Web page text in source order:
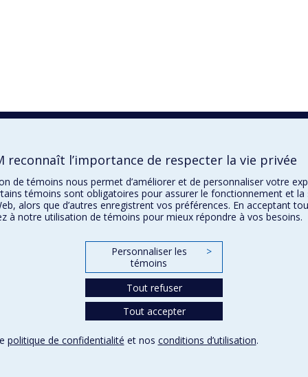
reconnaît l’importance de respecter la vie privée
de témoins nous permet d’améliorer et de personnaliser votre
témoins sont obligatoires pour assurer le fonctionnement et la
alors que d’autres enregistrent vos préférences. En acceptant
à notre utilisation de témoins pour mieux répondre à vos besoins.
Personnaliser les
témoins
>
Tout refuser
Tout accepter
politique de confidentialité et nos conditions d’utilisation.